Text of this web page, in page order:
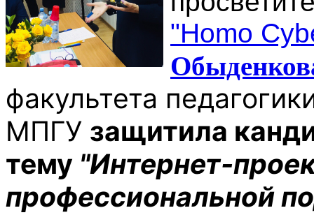
"Homo
факультета
МПГУ защитила
тему "Интернет-
профессиональной